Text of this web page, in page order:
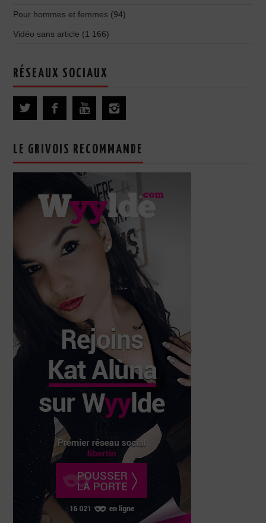
Pour hommes et femmes (94)
Vidéo sans article (1 166)
RÉSEAUX SOCIAUX
LE GRIVOIS RECOMMANDE